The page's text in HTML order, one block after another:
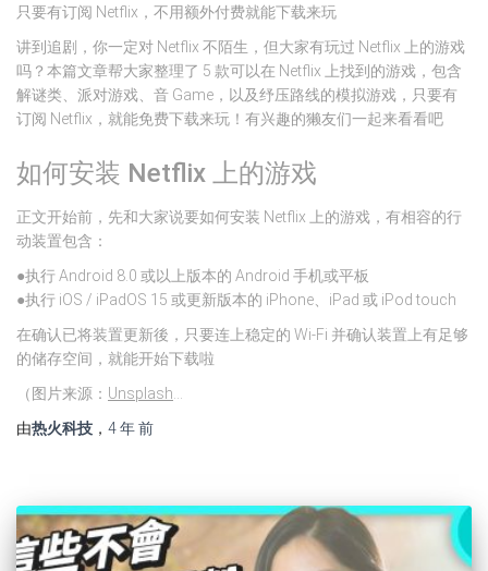
只要有订阅 Netflix，不用额外付费就能下载来玩
讲到追剧，你一定对 Netflix 不陌生，但大家有玩过 Netflix 上的游戏
吗？本篇文章帮大家整理了 5 款可以在 Netflix 上找到的游戏，包含
解谜类、派对游戏、音 Game，以及纾压路线的模拟游戏，只要有
订阅 Netflix，就能免费下载来玩！有兴趣的獭友们一起来看看吧
如何安装 Netflix 上的游戏
正文开始前，先和大家说要如何安装 Netflix 上的游戏，有相容的行
动装置包含：
●执行 Android 8.0 或以上版本的 Android 手机或平板
●执行 iOS / iPadOS 15 或更新版本的 iPhone、iPad 或 iPod touch
在确认已将装置更新後，只要连上稳定的 Wi-Fi 并确认装置上有足够
的储存空间，就能开始下载啦
（图片来源： Unsplash
由热火科技 ， 4 年前